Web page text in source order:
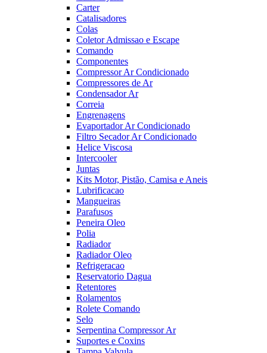
Carter
Catalisadores
Colas
Coletor Admissao e Escape
Comando
Componentes
Compressor Ar Condicionado
Compressores de Ar
Condensador Ar
Correia
Engrenagens
Evaportador Ar Condicionado
Filtro Secador Ar Condicionado
Helice Viscosa
Intercooler
Juntas
Kits Motor, Pistão, Camisa e Aneis
Lubrificacao
Mangueiras
Parafusos
Peneira Oleo
Polia
Radiador
Radiador Oleo
Refrigeracao
Reservatorio Dagua
Retentores
Rolamentos
Rolete Comando
Selo
Serpentina Compressor Ar
Suportes e Coxins